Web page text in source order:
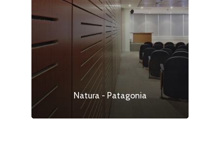
Natura - Patagonia